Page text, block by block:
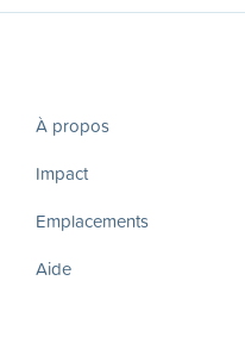
À propos
Impact
Emplacements
Aide